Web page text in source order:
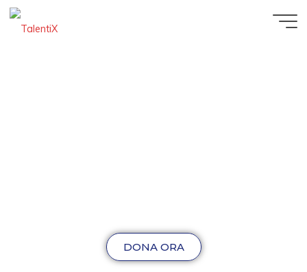
DONA ORA